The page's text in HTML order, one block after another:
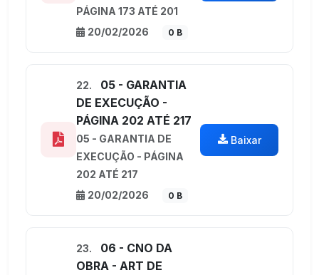
PÁGINA 173 ATÉ 201
20/02/2026
0 B
22.
05 - GARANTIA
DE EXECUÇÃO -
PÁGINA 202 ATÉ 217
05 - GARANTIA DE
EXECUÇÃO - PÁGINA
202 ATÉ 217
20/02/2026
0 B
Baixar
23.
06 - CNO DA
OBRA - ART DE